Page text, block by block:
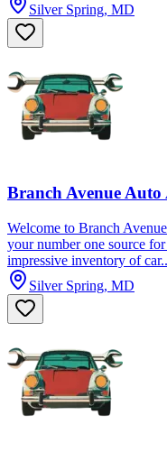
Silver Spring, MD
Branch Avenue
Welcome to Branch
your number one source
impressive inventory of
Silver Spring, MD